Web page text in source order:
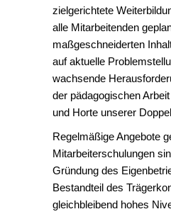
zielgerichtete
alle Mitarbeitenden
maßgeschneiderten
auf aktuelle
wachsende
der pädagogischen
und Horte unserer
Regelmäßige Angebote
Mitarbeiterschulungen
Gründung des
Bestandteil des
gleichbleibend hohes